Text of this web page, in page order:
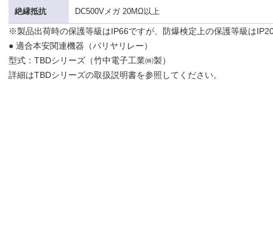
絶縁抵抗 DC500Vメガ 20MΩ以上
※製品出荷時の保護等級はIP66ですが、防爆検定上の保護等級は
● 適合本安関連機器（バリヤリレー）
型式：TBDシリーズ（竹中電子工業㈱製）
詳細はTBDシリーズの取扱説明書を参照してください。